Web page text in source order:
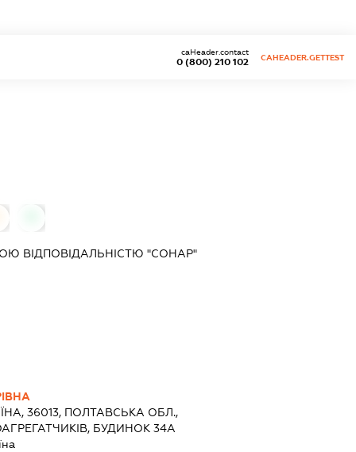
0 (800) 210 102
caHeader.contact
CAHEADER.GETTEST
ВІДПОВІДАЛЬНІСТЮ "СОНАР"
36013, ПОЛТАВСЬКА ОБЛ.,
БУДИНОК 34А